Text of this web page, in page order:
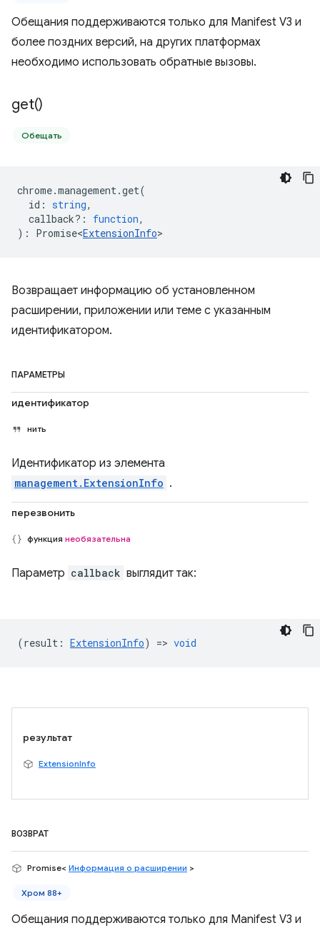
Обещания поддерживаются только для Manifest V3 и
более поздних версий, на других платформах
необходимо использовать обратные вызовы.
get()
Обещать
chrome.management.get(
id : string,
callback? : function,
) : Promise<ExtensionInfo>
Возвращает информацию об установленном
расширении, приложении или теме с указанным
идентификатором.
ПАРАМЕТРЫ
идентификатор
нить
Идентификатор из элемента
management.ExtensionInfo .
перезвонить
функция необязательна
Параметр callback выглядит так:
(result : ExtensionInfo) => void
результат
ExtensionInfo
ВОЗВРАТ
Promise< Информация о расширении >
Хром 88+
Обещания поддерживаются только для Manifest V3 и